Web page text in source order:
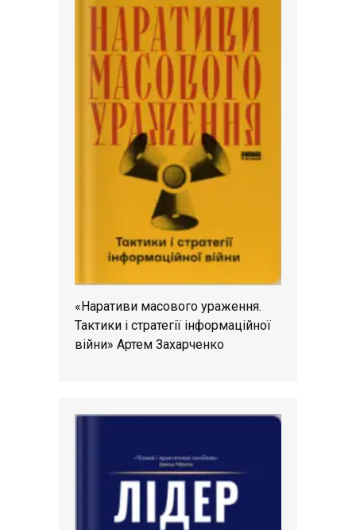
«Наративи масового ураження.
Тактики і стратегії інформаційної
війни» Артем Захарченко